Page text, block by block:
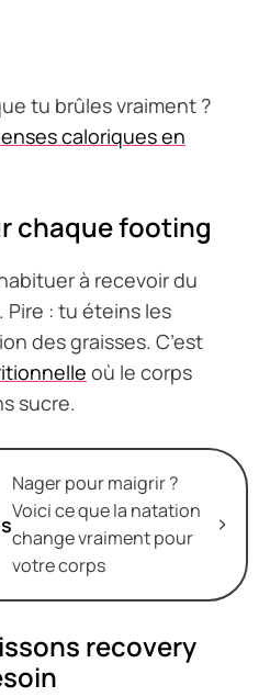
tu brûles vraiment ?
caloriques en
chaque footing
à recevoir du
Pire : tu éteins les
des graisses. C’est
où le corps
sucre.
Nager pour maigrir ?
Voici ce que la natation
change vraiment pour
votre corps
recovery